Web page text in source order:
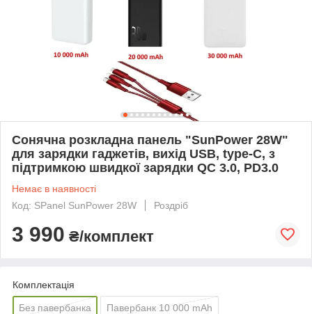
Сонячна розкладна панель "SunPower 28W"
для зарядки гаджетів, вихід USB, type-C, з
підтримкою швидкої зарядки QC 3.0, PD3.0
Немає в наявності
Код: SPanel SunPower 28W
Роздріб
3 990 ₴/комплект
Комплектація
Без павербанка Павербанк 10 000 mAh